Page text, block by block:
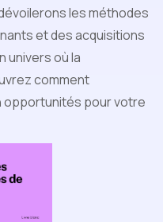
les méthodes
et des acquisitions
univers où la
comment
pour votre